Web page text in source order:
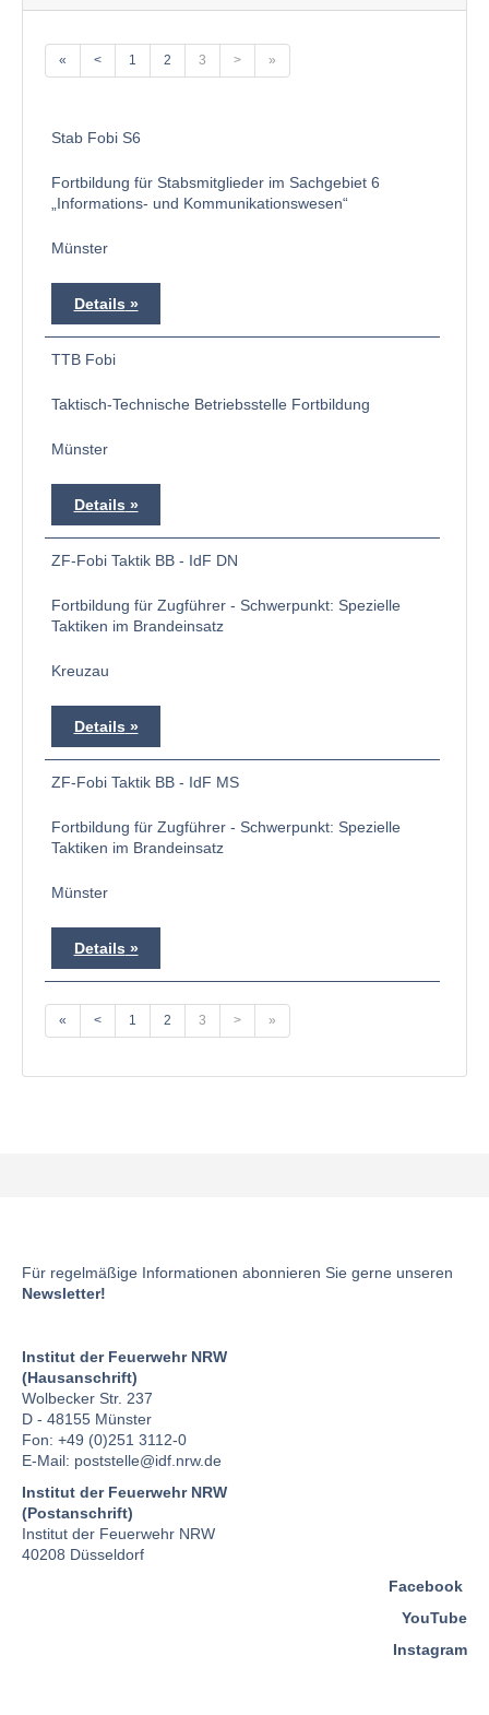
« < 1 2 3 > »
Stab Fobi S6
Fortbildung für Stabsmitglieder im Sachgebiet 6
„Informations- und Kommunikationswesen“
Münster
Details
TTB Fobi
Taktisch-Technische Betriebsstelle Fortbildung
Münster
Details
ZF-Fobi Taktik BB - IdF DN
Fortbildung für Zugführer - Schwerpunkt: Spezielle
Taktiken im Brandeinsatz
Kreuzau
Details
ZF-Fobi Taktik BB - IdF MS
Fortbildung für Zugführer - Schwerpunkt: Spezielle
Taktiken im Brandeinsatz
Münster
Details
« < 1 2 3 > »
Für regelmäßige Informationen abonnieren Sie gerne unseren
Newsletter!
Institut der Feuerwehr NRW
(Hausanschrift)
Wolbecker Str. 237
D - 48155 Münster
Fon: +49 (0)251 3112-0
E-Mail: poststelle@idf.nrw.de
Institut der Feuerwehr NRW
(Postanschrift)
Institut der Feuerwehr NRW
40208 Düsseldorf
Facebook
YouTube
Instagram